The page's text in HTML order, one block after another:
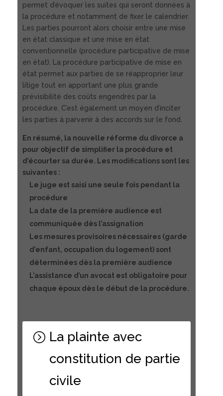
permet d’évoquer les suites qui seront données à
la procédure et notamment de fixer le calendrier.
Les parties pourront alors choisir entre une mise
en état classique et une mise en état
conventionnelle (procédure participative de mise
en état). La procédure participative de mise en
état permet aux parties de se réapproprier leur
litige tout en apportant une plus grande
prévisibilité des coûts engendrés par la
procédure. C’est également un moyen d’inciter
les parties à parvenir à des accords sur le fond.
En résumé, la nouvelle réforme du divorce a
pour objectif de simplifier la procédure et
d’écourter sa durée. Les modifications sont les
suivantes :
Le juge est saisi une seule fois pendant la
procédure
La date de la première audience est
communiquée dès l’assignation
Les mesures provisoires nécessaires (garde
d’enfant, occupation du logement) sont
déterminées dès la première audience
L’assistance d’un avocat est obligatoire pour
chaque époux dès le début de la procédure.
La plainte avec
constitution de partie
civile